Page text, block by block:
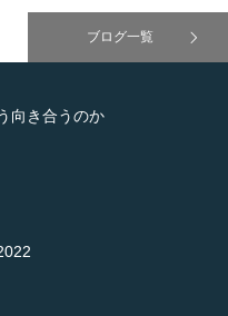
ブログ一覧
向き合うのか